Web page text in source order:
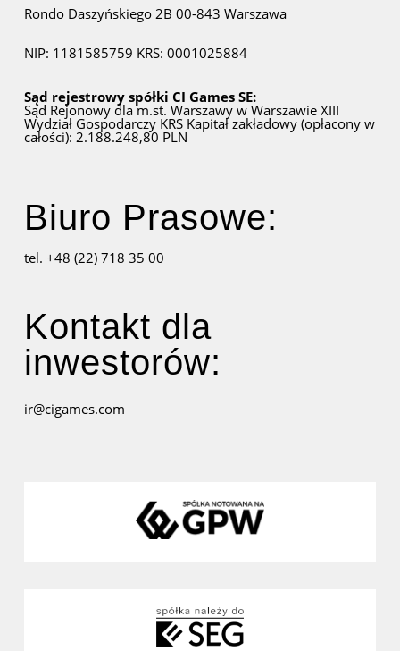
Rondo Daszyńskiego 2B 00-843 Warszawa
NIP: 1181585759 KRS: 0001025884
Sąd rejestrowy spółki CI Games SE:
Sąd Rejonowy dla m.st. Warszawy w WarszawieXIII
Wydział Gospodarczy KRSKapitał zakładowy (opłacony w
całości): 2.188.248,80 PLN
Biuro Prasowe:
tel. +48 (22) 718 35 00
Kontakt dla
inwestorów:
ir@cigames.com